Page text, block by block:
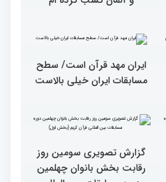
پایان رقابت بانوان در
المللی قرآن/نگاهی به
متسابقان
هشت بار مقام اول رشته
و آلمان کسب کرده ام